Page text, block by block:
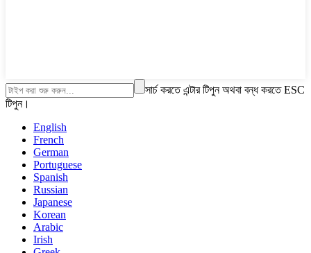
সার্চ করতে এন্টার টিপুন অথবা বন্ধ করতে ESC
টিপুন।
English
French
German
Portuguese
Spanish
Russian
Japanese
Korean
Arabic
Irish